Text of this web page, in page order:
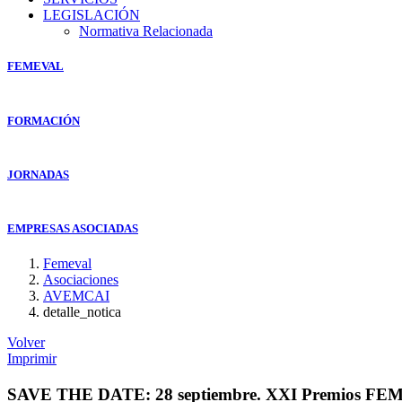
LEGISLACIÓN
Normativa Relacionada
FEMEVAL
FORMACIÓN
JORNADAS
EMPRESAS ASOCIADAS
Femeval
Asociaciones
AVEMCAI
detalle_notica
Volver
Imprimir
SAVE THE DATE: 28 septiembre. XXI Premios